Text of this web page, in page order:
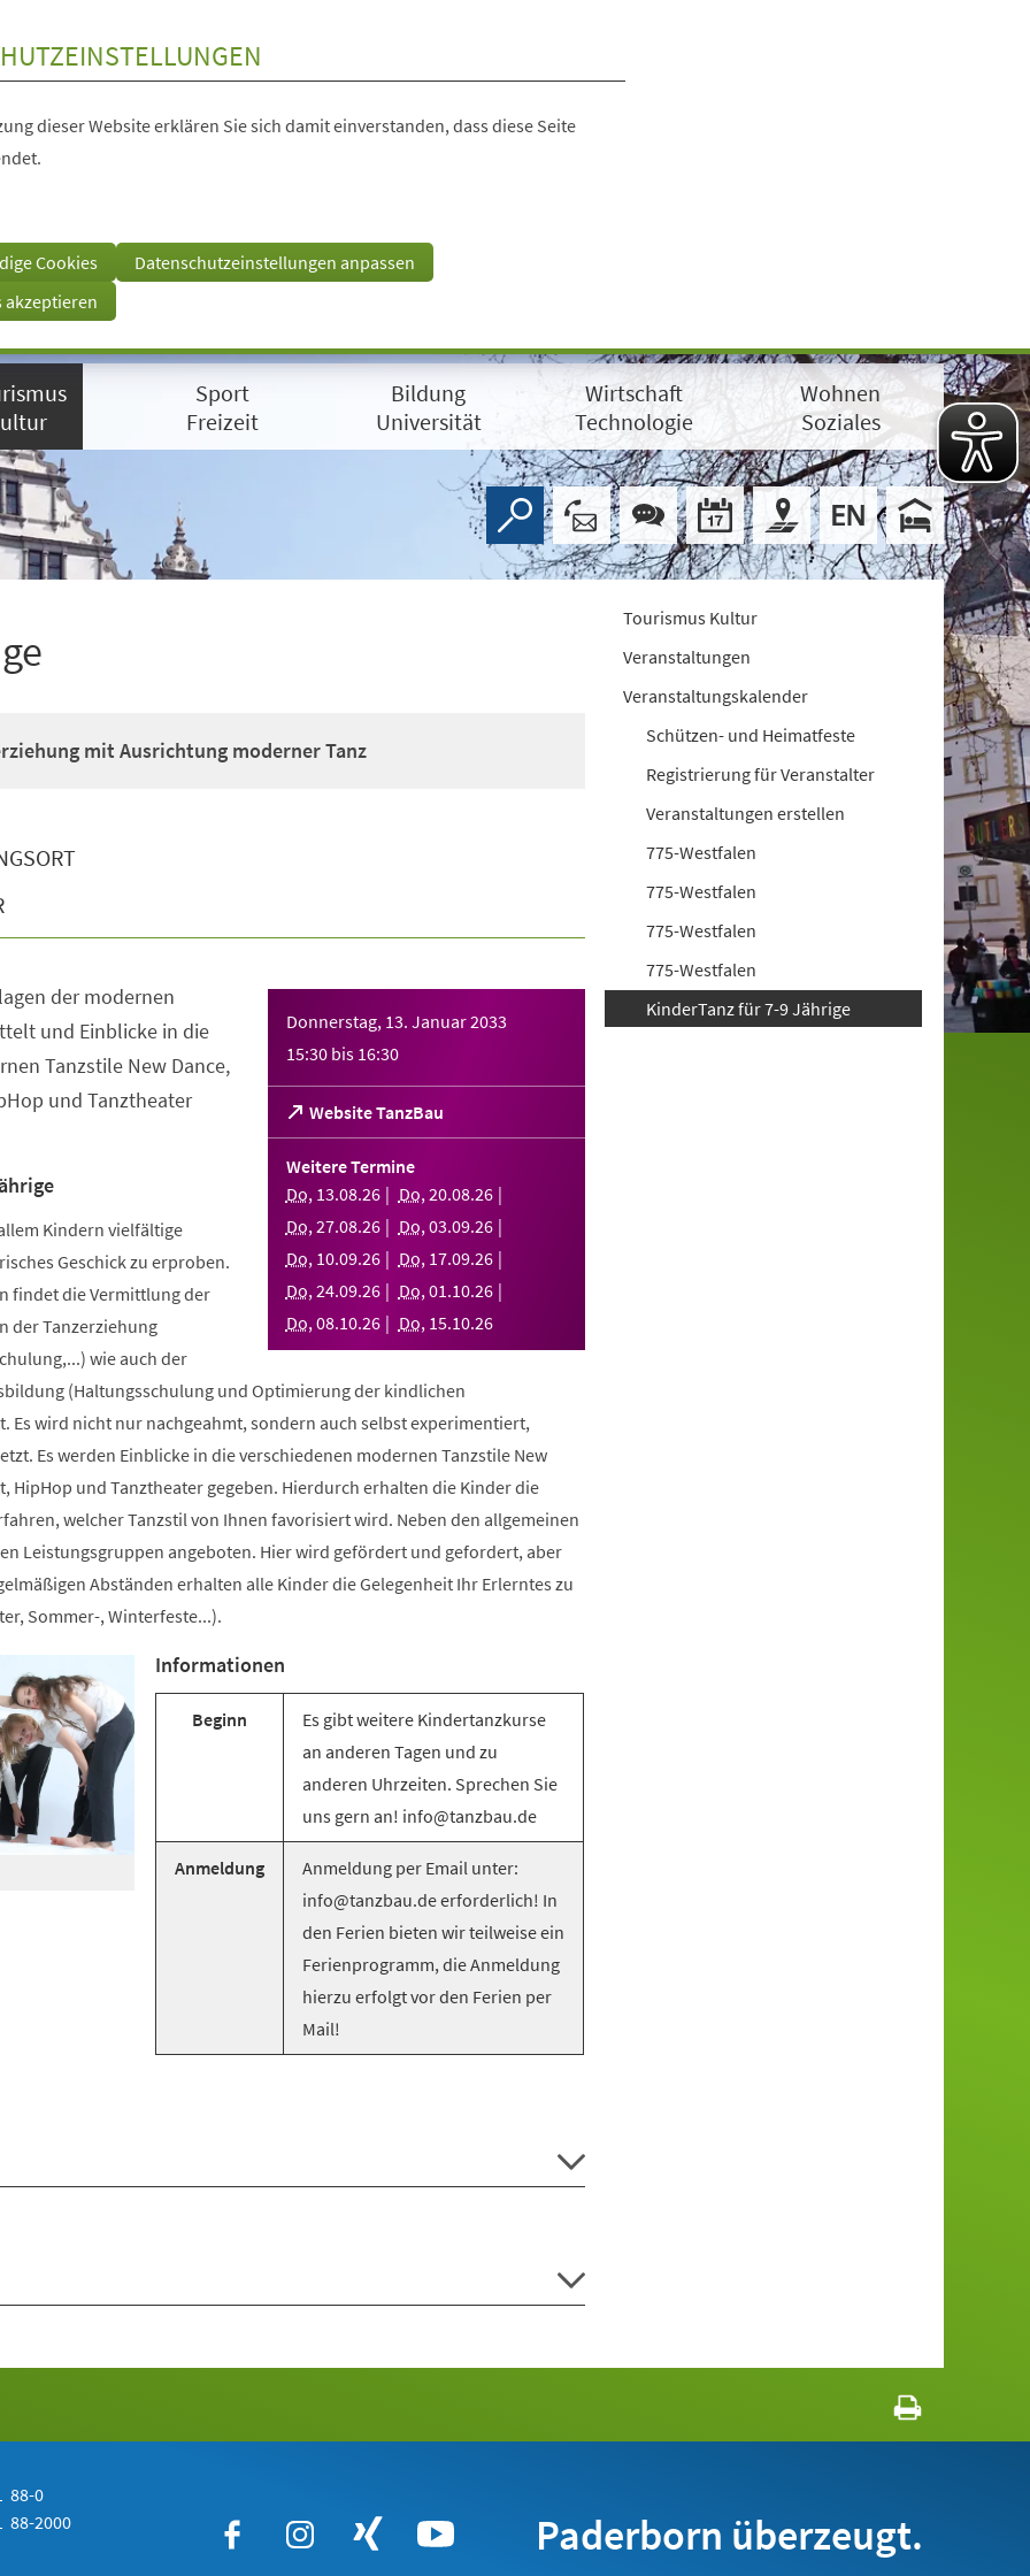
dieser Website erklären Sie sich damit einverstanden, dass diese Seite
Cookies
Datenschutzeinstellungen anpassen
akzeptieren
Sport
Freizeit
Bildung
Universität
Wirtschaft
Technologie
Wohnen
Soziales
mit Ausrichtung moderner Tanz
Donnerstag, 13. Januar 2033
15:30 bis 16:30
Website TanzBau
(Öffnet
in
einem
Tab)
Weitere Termine
Do, 13.08.26 Do,20.08.26
Do,27.08.26 Do,03.09.26
Do, 10.09.26 Do, 17.09.26
Do,24.09.26 Do,01.10.26
Do,08.10.26 Do, 15.10.26
der modernen
und Einblicke in die
Tanzstile New Dance,
und Tanztheater
Kindern vielfältige
Geschick zu erproben.
findet die Vermittlung der
der Tanzerziehung
wie auch der
(Haltungsschulung und Optimierung der kindlichen
Es wird nicht nur nachgeahmt, sondern auch selbst experimentiert,
Es werden Einblicke in die verschiedenen modernen Tanzstile New
HipHop und Tanztheater gegeben. Hierdurch erhalten die Kinder die
welcher Tanzstil von Ihnen favorisiert wird. Neben den allgemeinen
Leistungsgruppen angeboten. Hier wird gefördert und gefordert, aber
Abständen erhalten alle Kinder die Gelegenheit Ihr Erlerntes zu
Sommer-, Winterfeste...).
Informationen
Beginn
Es gibt weitere Kindertanzkurse
an anderen Tagen und zu
anderen Uhrzeiten. Sprechen Sie
uns gern an! info@tanzbau.de
Anmeldung
Anmeldung per Email unter:
info@tanzbau.de erforderlich! In
den Ferien bieten wir teilweise ein
Ferienprogramm, die Anmeldung
hierzu erfolgt vor den Ferien per
Mail!
Tourismus Kultur
Veranstaltungen
Veranstaltungskalender
Schützen- und Heimatfeste
Registrierung für Veranstalter
Veranstaltungen erstellen
775-Westfalen
775-Westfalen
775-Westfalen
775-Westfalen
KinderTanz für 7-9 Jährige
88-0
88-2000 Paderborn überzeugt.